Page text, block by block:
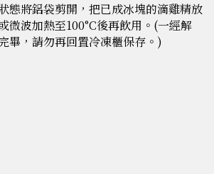
態將鋁袋剪開，把已成冰塊的滴雞精放
微波加熱至100°C後再飲用。(一經解
畢，請勿再回置冷凍櫃保存。)